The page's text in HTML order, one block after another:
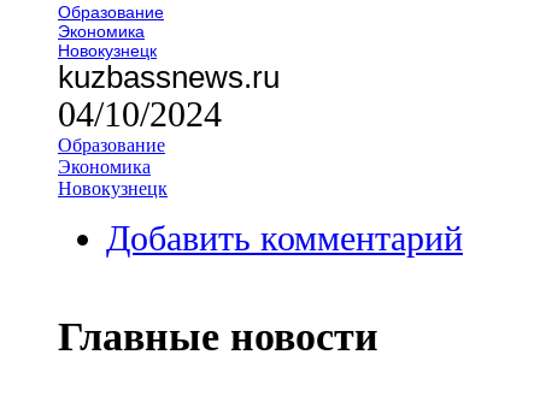
Образование
Экономика
Новокузнецк
kuzbassnews.ru
04/10/2024
Образование
Экономика
Новокузнецк
Добавить комментарий
Главные новости